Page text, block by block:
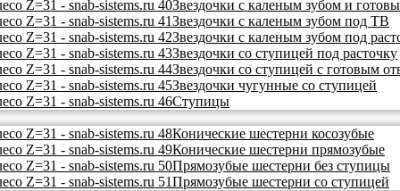
Звездочки с каленым зубом и
Звездочки с каленым зубом под ТВ
Звездочки с каленым зубом под
Звездочки со ступицей под расточку
Звездочки со ступицей с готовым
Звездочки чугунные со ступицей
Ступицы
Конические шестерни косозубые
Конические шестерни прямозубые
Прямозубые шестерни без ступицы
Прямозубые шестерни со ступицей